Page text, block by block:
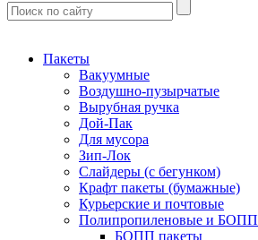
Пакеты
Вакуумные
Воздушно-пузырчатые
Вырубная ручка
Дой-Пак
Для мусора
Зип-Лок
Слайдеры (с бегунком)
Крафт пакеты (бумажные)
Курьерские и почтовые
Полипропиленовые и БОПП
БОПП пакеты